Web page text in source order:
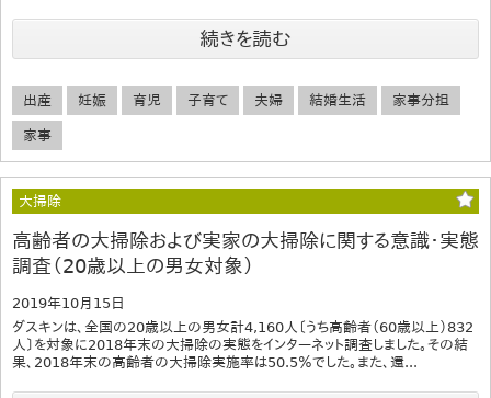
続きを読む
出産 妊娠 育児 子育て 夫婦 結婚生活 家事分担
家事
大掃除
高齢者の大掃除および実家の大掃除に関する意識・実態
調査（20歳以上の男女対象）
2019年10月15日
ダスキンは、全国の20歳以上の男女計4,160人〔うち高齢者（60歳以上）832
人〕を対象に2018年末の大掃除の実態をインターネット調査しました。その結
果、2018年末の高齢者の大掃除実施率は50.5％でした。また、還...